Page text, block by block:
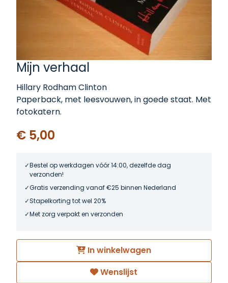
Mijn verhaal
Hillary Rodham Clinton
Paperback, met leesvouwen, in goede staat. Met
fotokatern.
€ 5,00
Bestel op werkdagen vóór 14:00, dezelfde dag
verzonden!
Gratis verzending vanaf €25 binnen Nederland
Stapelkorting tot wel 20%
Met zorg verpakt en verzonden
In winkelwagen
Wenslijst